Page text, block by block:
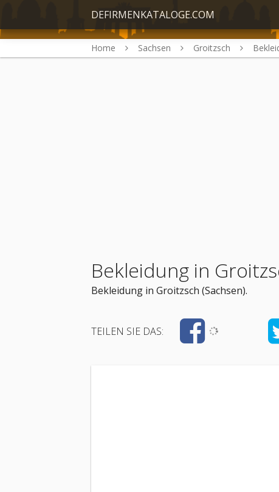
DEFIRMENKATALOGE.COM
Home Sachsen Groitzsch
Bekleidung in
Bekleidung in Groitzsch (Sachsen).
TEILEN SIE DAS: